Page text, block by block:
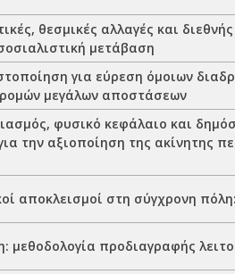
θεσμικές αλλαγές και
μετάβαση
για εύρεση όμοιων
μεγάλων αποστάσεων
φυσικό κεφάλαιο και
την αξιοποίηση της ακίνητης
αποκλεισμοί στη σύγχρονη
μεθοδολογία προδιαγραφής